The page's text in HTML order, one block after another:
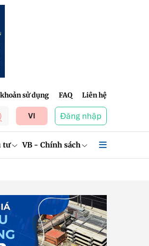
sử dụng FAQ Liên hệ
VI Đăng nhập
tư VB - Chính sách